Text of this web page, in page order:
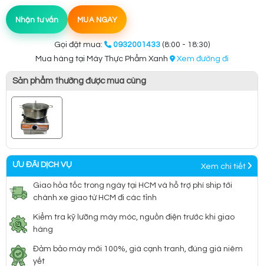
Nhận tư vấn MUA NGAY
Gọi đặt mua: 0932001433 (8:00 - 18:30)
Mua hàng tại Máy Thực Phẩm Xanh
Xem đường đi
Sản phẩm thường được mua cùng
ƯU ĐÃI DỊCH VỤ Xem chi tiết
Giao hỏa tốc trong ngày tại HCM và hỗ trợ phí ship tới
chành xe giao từ HCM đi các tỉnh
Kiểm tra kỹ lưỡng máy móc, nguồn điện trước khi giao
hàng
Đảm bảo máy mới 100%, giá cạnh tranh, đúng giá niêm
yết